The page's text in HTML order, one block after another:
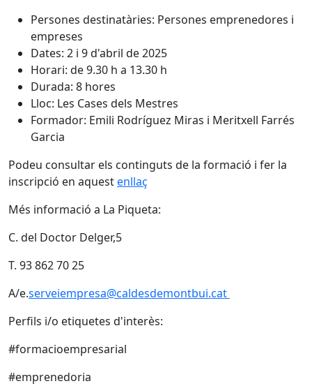
Persones destinatàries: Persones emprenedores i
empreses
Dates: 2 i 9 d'abril de 2025
Horari: de 9.30 h a 13.30 h
Durada: 8 hores
Lloc: Les Cases dels Mestres
Formador: Emili Rodríguez Miras i Meritxell Farrés
Garcia
Podeu consultar els continguts de la formació i fer la
inscripció en aquestenllaç
Més informació a La Piqueta:
C. del Doctor Delger,5
T. 93 862 70 25
A/e.serveiempresa@caldesdemontbui.cat
Perfils i/o etiquetes d'interès:
#formacioempresarial
#emprenedoria